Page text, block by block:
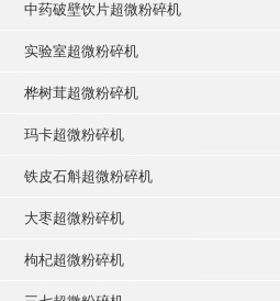
中药破壁饮片超微粉碎机
实验室超微粉碎机
桦树茸超微粉碎机
玛卡超微粉碎机
铁皮石斛超微粉碎机
大枣超微粉碎机
枸杞超微粉碎机